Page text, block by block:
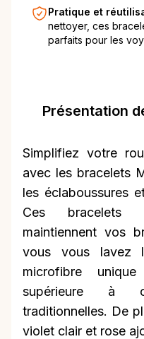
Pratique et
nettoyer, ces
parfaits pour les
Présentation
Simplifiez votre
avec les bracelets
les éclaboussures
Ces bracelets
maintiennent vos
vous vous lavez
microfibre
supérieure à
traditionnelles. De
violet clair et rose